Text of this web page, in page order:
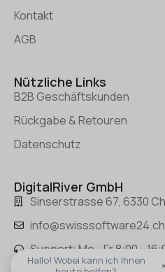
Kontakt
AGB
Nützliche Links
B2B Geschäftskunden
Rückgabe & Retouren
Datenschutz
DigitalRiver GmbH
Sinserstrasse 67, 6330
info@swisssoftware24.ch
Support: Mo - Fr 8:00 -
Hallo! Wobei kann ich Ihnen
×